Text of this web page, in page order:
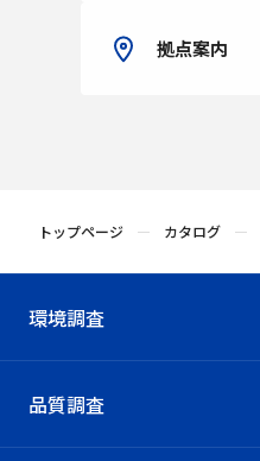
拠点案内
トップページ カタログ
環境調査
品質調査